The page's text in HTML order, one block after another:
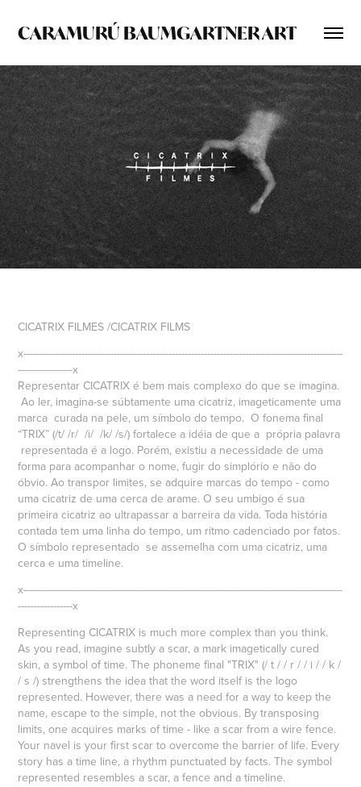
CARAMURÚ BAUMGARTNER ART
CICATRIX FILMES /CICATRIX FILMS
x---------------------------------------------------------------------------------------------------
-----------------x
Representar CICATRIX é bem mais complexo do que se imagina.
Ao ler, imagina-se súbtamente uma cicatriz, imageticamente uma
marca curada na pele, um símbolo do tempo. O fonema final
“TRIX” (/t/ /r/ /i/ /k/ /s/) fortalece a idéia de que a própria palavra
representada é a logo. Porém, existiu a necessidade de uma
forma para acompanhar o nome, fugir do simplório e não do
óbvio. Ao transpor limites, se adquire marcas do tempo - como
uma cicatriz de uma cerca de arame. O seu umbigo é sua
primeira cicatriz ao ultrapassar a barreira da vida. Toda história
contada tem uma linha do tempo, um ritmo cadenciado por fatos.
O símbolo representado se assemelha com uma cicatriz, uma
cerca e uma timeline.
x---------------------------------------------------------------------------------------------------
-----------------x
Representing CICATRIX is much more complex than you think.
As you read, imagine subtly a scar, a mark imagetically cured
skin, a symbol of time. The phoneme final "TRIX" (/ t / / r / / i / / k /
/ s /) strengthens the idea that the word itself is the logo
represented. However, there was a need for a way to keep the
name, escape to the simple, not the obvious. By transposing
limits, one acquires marks of time - like a scar from a wire fence.
Your navel is your first scar to overcome the barrier of life. Every
story has a time line, a rhythm punctuated by facts.The symbol
represented resembles a scar, a fence and a timeline.